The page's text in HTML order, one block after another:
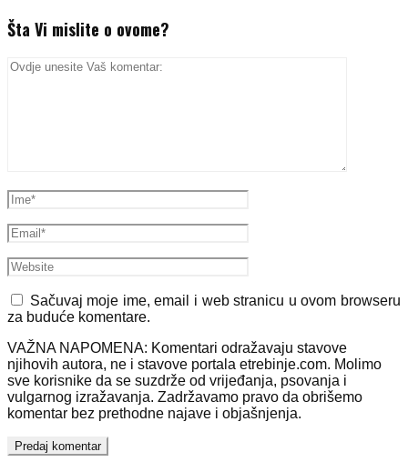
Šta Vi mislite o ovome?
Sačuvaj moje ime, email i web stranicu u ovom browseru
za buduće komentare.
VAŽNA NAPOMENA: Komentari odražavaju stavove
njihovih autora, ne i stavove portala etrebinje.com. Molimo
sve korisnike da se suzdrže od vrijeđanja, psovanja i
vulgarnog izražavanja. Zadržavamo pravo da obrišemo
komentar bez prethodne najave i objašnjenja.